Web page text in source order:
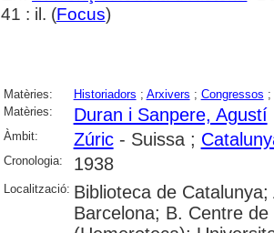
41 : il. (Focus)
Matèries: Historiadors ; Arxivers ; Congressos ;
Matèries:
Duran i Sanpere, Agustí
Àmbit: Zúric- Suissa ;
Cronologia: 1938
Localització: Biblioteca de
Barcelona; B. Centre